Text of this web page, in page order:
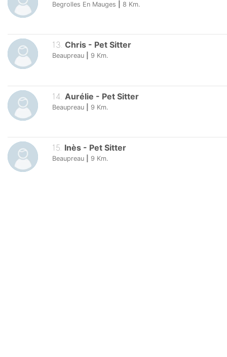
Begrolles En Mauges 8 Km.
13. Chris - Pet Sitter
Beaupreau 9 Km.
14 Aurélie - Pet Sitter
Beaupreau 9 Km.
15 Inès - Pet Sitter
Beaupreau 9 Km.